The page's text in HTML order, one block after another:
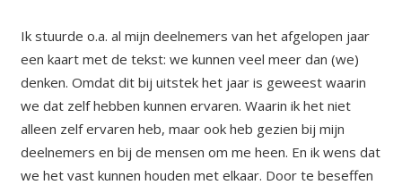
Ik stuurde o.a. al mijn deelnemers van het afgelopen jaar
een kaart met de tekst: we kunnen veel meer dan (we)
denken. Omdat dit bij uitstek het jaar is geweest waarin
we dat zelf hebben kunnen ervaren. Waarin ik het niet
alleen zelf ervaren heb, maar ook heb gezien bij mijn
deelnemers en bij de mensen om me heen. En ik wens dat
we het vast kunnen houden met elkaar. Door te beseffen